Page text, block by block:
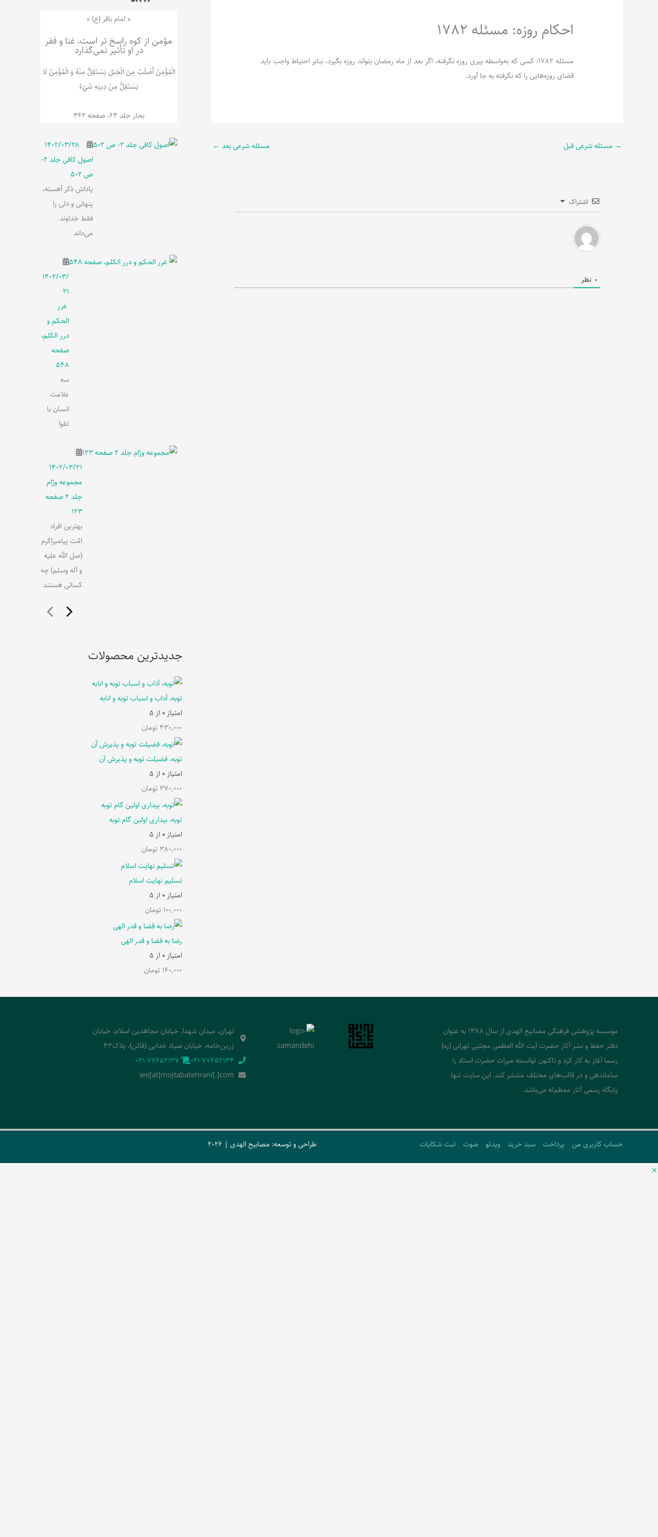
ه
احکام روزه: مسئله 1782
مسئله 1782: کسی که به‌واسطه پیری روزه نگرفته، اگر بعد از ماه رمضان بتواند روزه بگیرد، بنابر احتیاط واجب باید
قضای روزه‌هایی را که نگرفته به جا آورد.
→ مسئله شرعی قبل مسئله شرعی بعد ←
اشتراک
0 نظر
« امام باقر (ع) »
مؤمن از کوه راسخ تر است، غنا و فقر
در او تأثیر نمی‌گذارد
الْمُؤْمِنُ‌ أَصْلَبُ‌ مِنَ‌ الْجَبَلِ‌ یَسْتَقِلُّ مِنْهُ وَ الْمُؤْمِنُ لَا
يَسْتَقِلُّ مِنْ دِينِهِ شَيْ‌ءٌ
بحار جلد 64، صفحه 362
۱۴۰۲/۰۳/۲۸
اصول کافی جلد 2-
ص 502
پاداش ذکر آهسته،
پنهانی و دلی را
فقط خداوند
می‌داند
۱۴۰۲/۰۳/
۲۱
غرر
الحکم و
درر الکلم،
صفحه
548
سه
علامت
انسان با
تقوا
۱۴۰۲/۰۳/۲۱
مجموعه ورّام
جلد 2 صفحه
123
بهترین افراد
امّت پیامبراکرم
(صل الله علیه
و آله وسلم) چه
کسانی هستند
جدیدترین محصولات
توبه، آداب و اسباب توبه و انابه
امتیاز 0 از 5
430,000 تومان
توبه، فضیلت توبه و پذیرش آن
امتیاز 0 از 5
370,000 تومان
توبه، بیداری اولین گام توبه
امتیاز 0 از 5
380,000 تومان
تسلیم نهایت اسلام
امتیاز 0 از 5
100,000 تومان
رضا به قضا و قدر الهی
امتیاز 0 از 5
160,000 تومان
موسسه پژوهشی فرهنگی مصابیح الهدی از سال 1388 به عنوان
دفتر حفظ و نشر آثار حضرت آیت الله العظمی مجتبی تهرانی (ره)
رسما آغاز به کار کرد و تاکنون توانسته میراث حضرت استاد را
ساماندهی و در قالب‌های مختلف منتشر کند. این سایت تنها
پایگاه رسمی آثار معظم‌له می‌باشد.
تهران، میدان شهدا، خیابان مجاهدین اسلام، خیابان
زرین‌خامه، خیابان صیاد خدایی (قائن)، پلاک43
‭021 77652134‬
‭021 77652137‬
we[at]mojtabatehrani[.]com
حساب کاربری من پرداخت سبد خرید ویدئو صوت ثبت شکایات طراحی و توسعه: مصابیح الهدی | 2026